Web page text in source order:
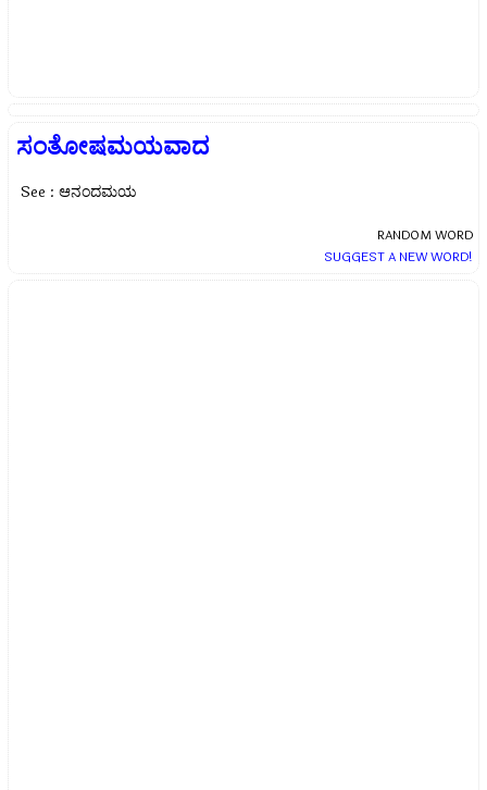
ಸಂತೋಷಮಯವಾದ
See : ಆನಂದಮಯ
RANDOM WORD
SUGGEST A NEW WORD!